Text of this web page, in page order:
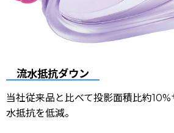
流水抵抗ダウン
当社従来品と比べて投影面積比約
水抵抗を低減。